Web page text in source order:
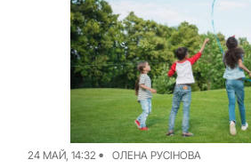
принять участие — читайте
24 МАЙ, 14:32 ОЛЕНА РУСІНОВА